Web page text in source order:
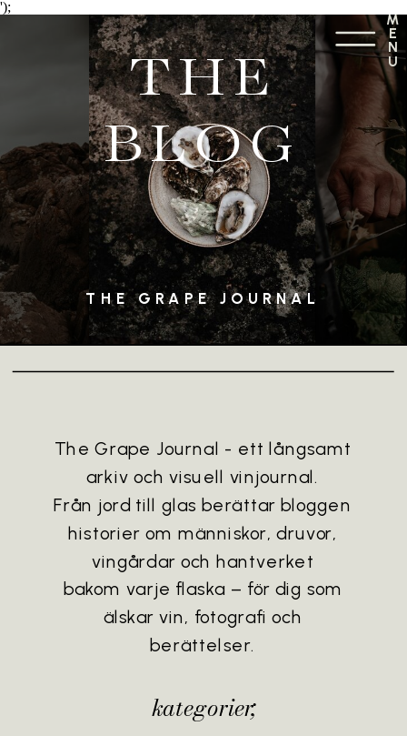
');
M
E
N
U
THE
BLOG
THE GRAPE JOURNAL
kategorier;
The Grape Journal - ett långsamt
arkiv och visuell vinjournal.
Från jord till glas berättar bloggen
historier om människor, druvor,
vingårdar och hantverket
bakom varje flaska – för dig som
älskar vin, fotografi och
berättelser.